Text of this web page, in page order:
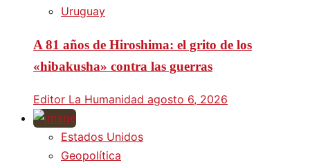
Uruguay
A 81 años de Hiroshima: el grito de los
«hibakusha» contra las guerras
Editor La Humanidad agosto 6, 2026
Estados Unidos
Geopolítica